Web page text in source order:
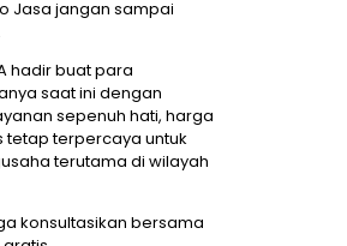
Jasa jangan sampai
hadir buat para
saat ini dengan
sepenuh hati, harga
tetap terpercaya untuk
terutama di wilayah
konsultasikan bersama